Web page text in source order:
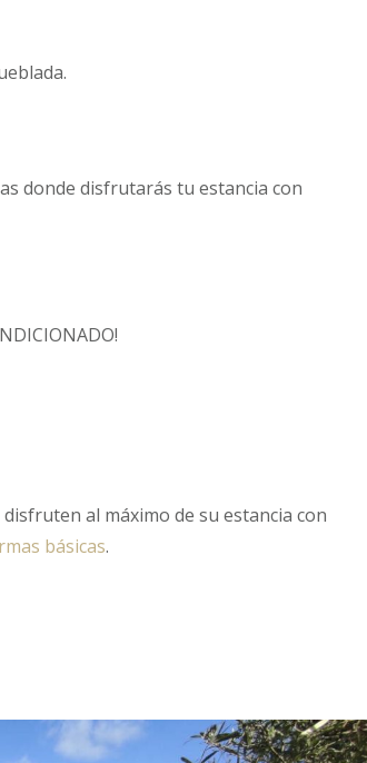
donde disfrutarás tu estancia con
al máximo de su estancia con
básicas.